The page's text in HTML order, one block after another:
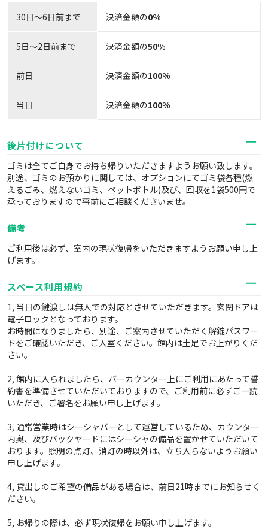
30日〜6日前まで 決済金額の0%
5日～2日前まで 決済金額の50%
前日 決済金額の100%
当日 決済金額の100%
後片付けについて
ゴミは全てご自身でお持ち帰りいただきますようお願い致します。
別途、ゴミのお預かりに関しては、オプションにてゴミ袋各種(燃
えるごみ、燃えないゴミ、ペットボトル)及び、回収を1袋500円で
承っておりますので事前にご相談くださいませ。
備考
ご利用後は必ず、室内の現状復帰をいただきますようお願い申し上
げます。
スペース利用規約
1, 当日の鍵渡しは無人での対応とさせていただきます。玄関ドアは
電子ロックとなっております。
お時間になりましたら、別途、ご案内させていただく解錠パスワー
ドをご確認いただき、ご入室ください。館内は土足でお上がりくだ
さい。
2, 館内に入られましたら、バーカウンター上にご利用にあたって誓
約書を準備させていただいておりますので、ご利用前に必ずご一読
いただき、ご署名をお願い申し上げます。
3, 通常営業時はシーシャバーとして運営しているため、カウンター
内奥、及びバックヤードにはシーシャの備品を置かせていただいて
おります。照明の点灯、消灯の時以外は、立ち入らないようお願い
申し上げます。
4, 貸出しのご希望の備品がある場合は、前日21時までにお知らせく
ださい。
5, お帰りの際は、必ず現状復帰をお願い申し上げます。